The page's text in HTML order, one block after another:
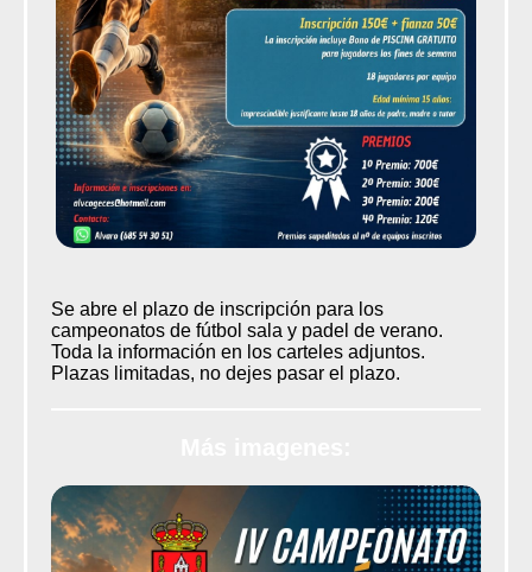
Se abre el plazo de inscripción para los
campeonatos de fútbol sala y padel de verano.
Toda la información en los carteles adjuntos.
Plazas limitadas, no dejes pasar el plazo.